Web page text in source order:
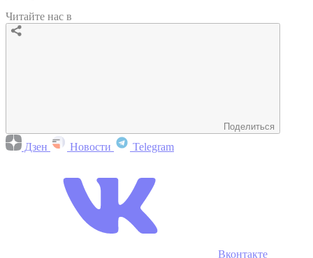
Читайте нас в
Поделиться
Дзен Новости Telegram
Вконтакте